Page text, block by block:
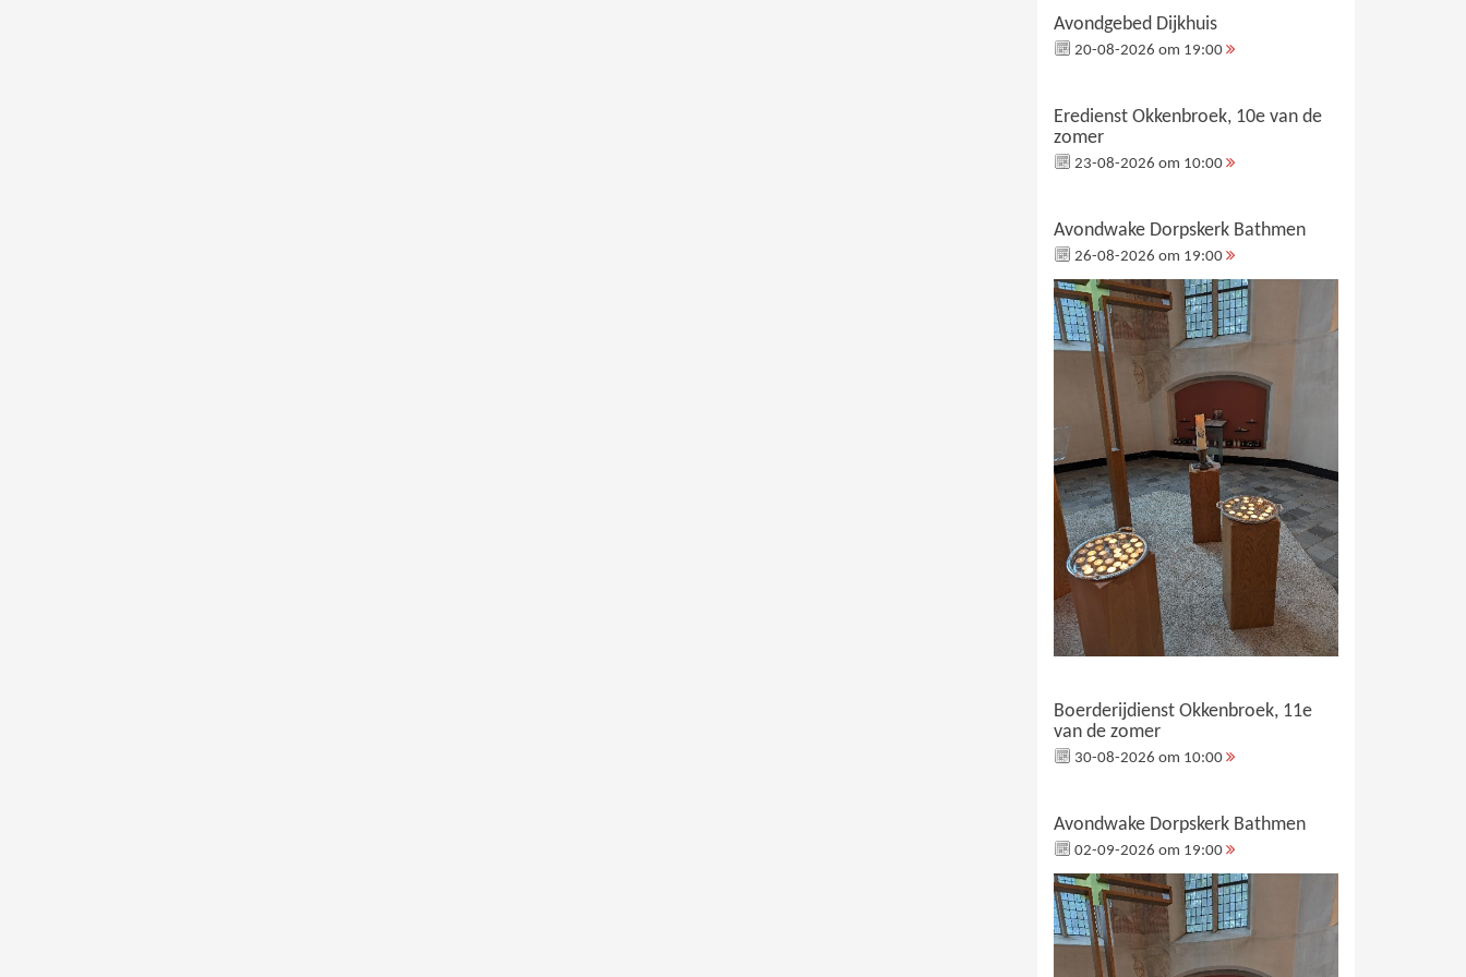
Avondgebed Dijkhuis
20-08-2026 om 19:00
Eredienst Okkenbroek, 10e van de
zomer
23-08-2026 om 10:00
Avondwake Dorpskerk Bathmen
26-08-2026 om 19:00
Boerderijdienst Okkenbroek, 11e
van de zomer
30-08-2026 om 10:00
Avondwake Dorpskerk Bathmen
02-09-2026 om 19:00